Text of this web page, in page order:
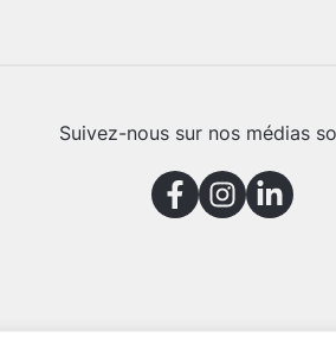
Suivez-nous sur nos médias